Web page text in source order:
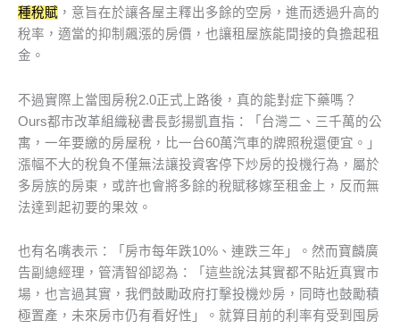
種稅賦 ，意旨在於讓各屋主釋出多餘的空房，進而透過升高的
稅率，適當的抑制飆漲的房價，也讓租屋族能間接的負擔起租
金。
不過實際上當囤房稅2.0正式上路後，真的能對症下藥嗎？
Ours都市改革組織秘書長彭揚凱直指：「台灣二、三千萬的公
寓，一年要繳的房屋稅，比一台60萬汽車的牌照稅還便宜。」
漲幅不大的稅負不僅無法讓投資客停下炒房的投機行為，屬於
多房族的房東，或許也會將多餘的稅賦移嫁至租金上，反而無
法達到起初要的果效。
也有名嘴表示：「房市每年跌10%、連跌三年」。然而寶麟廣
告副總經理，管清智卻認為：「這些說法其實都不貼近真實市
場，也言過其實，我們鼓勵政府打擊投機炒房，同時也鼓勵積
極置產，未來房市仍有看好性」。就算目前的利率有受到囤房